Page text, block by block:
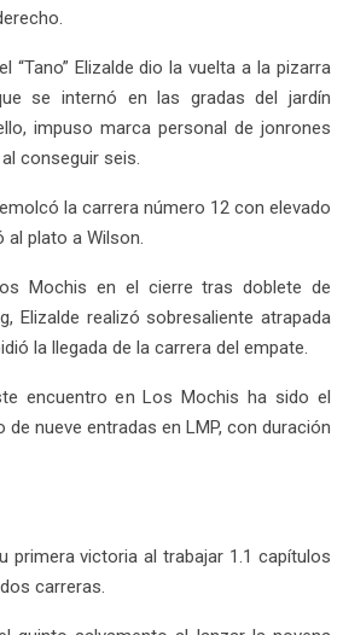
“Tano” Elizalde dio la vuelta a la pizarra
se internó en las gradas del jardín
impuso marca personal de jonrones
conseguir seis.
la carrera número 12 con elevado
al plato a Wilson.
Mochis en el cierre tras doblete de
Elizalde realizó sobresaliente atrapada
la llegada de la carrera del empate.
encuentro en Los Mochis ha sido el
de nueve entradas en LMP, con duración
primera victoria al trabajar 1.1 capítulos
carreras.